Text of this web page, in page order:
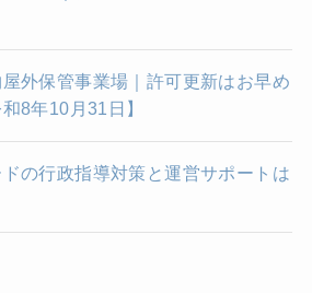
外保管事業場｜許可更新はお早め
8年10月31日】
の行政指導対策と運営サポートは